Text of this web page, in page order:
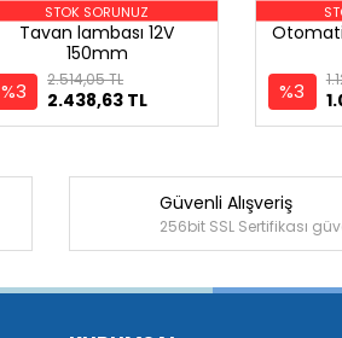
STOK SORUNUZ
Tavan lambası 12V
150mm
%3 2.438,63 TL
2.514,05 TL %3
Güvenli Alışveriş
256bit SSL Sertifikası